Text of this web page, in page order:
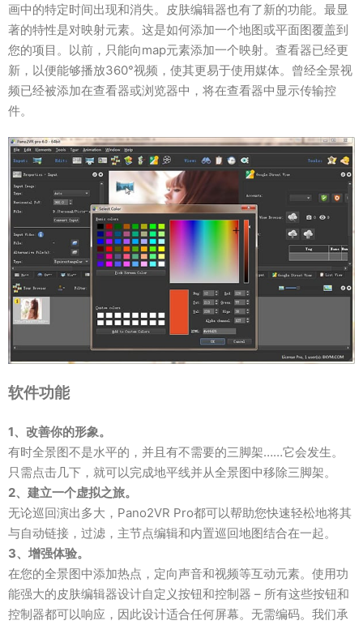
画中的特定时间出现和消失。皮肤编辑器也有了新的功能。最显
著的特性是对映射元素。这是如何添加一个地图或平面图覆盖到
您的项目。以前，只能向map元素添加一个映射。查看器已经更
新，以便能够播放360°视频，使其更易于使用媒体。曾经全景视
频已经被添加在查看器或浏览器中，将在查看器中显示传输控
件。
软件功能
1、改善你的形象。
有时全景图不是水平的，并且有不需要的三脚架……它会发生。
只需点击几下，就可以完成地平线并从全景图中移除三脚架。
2、建立一个虚拟之旅。
无论巡回演出多大，Pano2VR Pro都可以帮助您快速轻松地将其
与自动链接，过滤，主节点编辑和内置巡回地图结合在一起。
3、增强体验。
在您的全景图中添加热点，定向声音和视频等互动元素。使用功
能强大的皮肤编辑器设计自定义按钮和控制器 – 所有这些按钮和
控制器都可以响应，因此设计适合任何屏幕。无需编码。我们承